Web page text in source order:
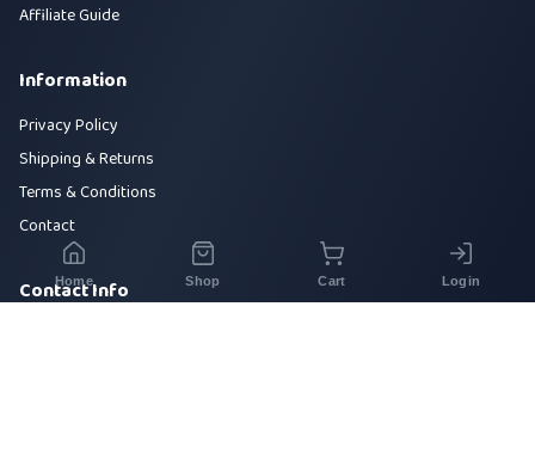
Affiliate Guide
Information
Privacy Policy
Shipping & Returns
Terms & Conditions
Contact
Contact Info
Home Shop Cart Login